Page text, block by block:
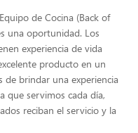
de Cocina (Back of
una oportunidad. Los
experiencia de vida
producto en un
de brindar una experiencia
que servimos cada día,
reciban el servicio y la